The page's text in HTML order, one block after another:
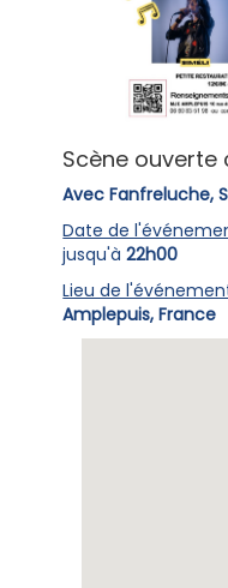
Scène ouverte
Avec Fanfreluche,
Date de
jusqu'à22h00
Lieu de
Amplepuis, France